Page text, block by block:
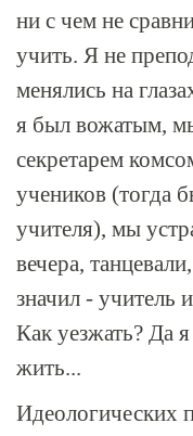
ни с чем не
учить. Я не
менялись на
я был вожатым,
секретарем
учеников (тогда
учителя), мы
вечера,
значил - учитель
Как уезжать? Да
жить...
Идеологических